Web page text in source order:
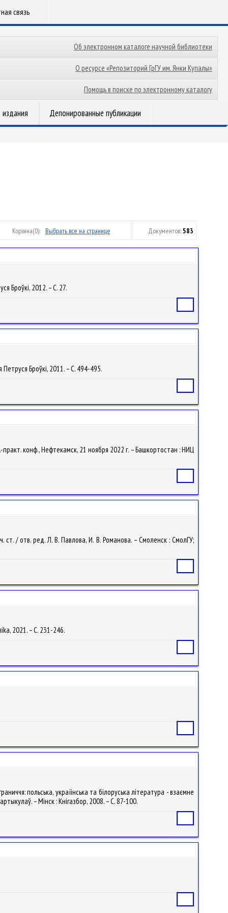
связь
Об электронном каталоге научной библиотеки
О ресурсе «Репозиторий ГрГУ им. Янки Купалы»
Помощь в поиске по электронному каталогу
Депонированные публикации
Корзина(0): Выбрать все на странице Документов:583
Броўкі, 2012. – С. 27.
Броўкі, 2011. – С. 494-495.
конф., Нефтекамск, 21 ноября 2022 г. – Башкортостан : НИЦ
ст. / отв. ред. Л. В. Павлова, И. В. Романова. – Смоленск : СмолГУ;
2021. – С. 231-246.
польська, україінська та білоруська література - взаємне
– Мінск : Кнігазбор, 2008. – С. 87-100.